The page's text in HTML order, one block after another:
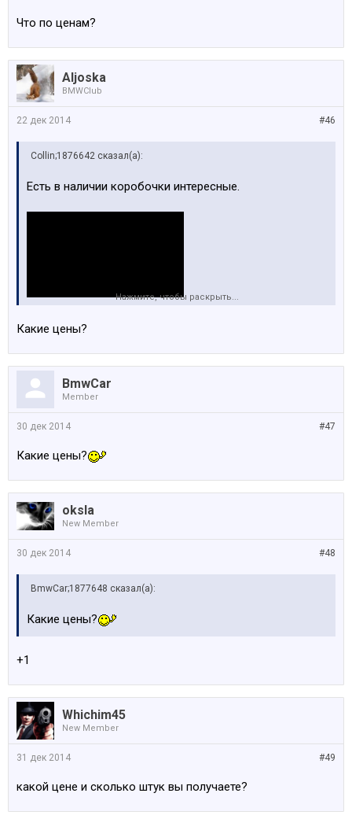
Что по ценам?
Aljoska
BMWClub
#46
22 дек 2014
Collin;1876642 сказал(а):
Есть в наличии коробочки интересные.
Нажмите, чтобы раскрыть...
Какие цены?
BmwCar
Member
#47
30 дек 2014
Какие цены?
oksla
New Member
#48
30 дек 2014
BmwCar;1877648 сказал(а):
Какие цены?
+1
Whichim45
New Member
#49
31 дек 2014
какой цене и сколько штук вы получаете?